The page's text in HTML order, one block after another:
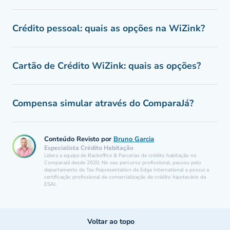
Crédito pessoal: quais as opções na WiZink?
Cartão de Crédito WiZink: quais as opções?
Compensa simular através do ComparaJá?
Conteúdo Revisto por Bruno Garcia
Especialista Crédito Habitação
Lidera a equipa de Backoffice & Parcerias de crédito habitação no
ComparaJá desde 2020. No seu percurso profissional, passou pelo
departamento de Tax Representation da Edge International e possui a
certificação profissional de comercialização de crédito hipotecário da
ESAI.
Voltar ao topo